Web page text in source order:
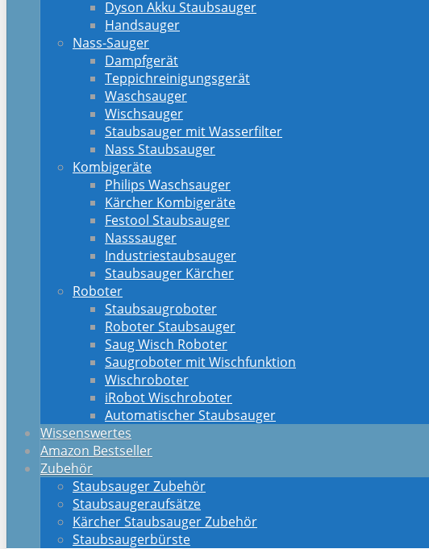
Dyson Akku Staubsauger
Handsauger
Nass-Sauger
Dampfgerät
Teppichreinigungsgerät
Waschsauger
Wischsauger
Staubsauger mit Wasserfilter
Nass Staubsauger
Kombigeräte
Philips Waschsauger
Kärcher Kombigeräte
Festool Staubsauger
Nasssauger
Industriestaubsauger
Staubsauger Kärcher
Roboter
Staubsaugroboter
Roboter Staubsauger
Saug Wisch Roboter
Saugroboter mit Wischfunktion
Wischroboter
iRobot Wischroboter
Automatischer Staubsauger
Wissenswertes
Amazon Bestseller
Zubehör
Staubsauger Zubehör
Staubsaugeraufsätze
Kärcher Staubsauger Zubehör
Staubsaugerbürste